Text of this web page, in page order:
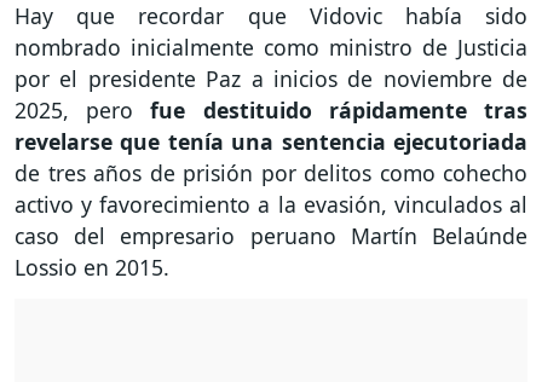
Hay que recordar que Vidovic había sido
nombrado inicialmente como ministro de Justicia
por el presidente Paz a inicios de noviembre de
2025, perofue destituido rápidamente tras
revelarse que tenía una sentencia ejecutoriada
de tres años de prisión por delitos como cohecho
activo y favorecimiento a la evasión, vinculados al
caso del empresario peruano Martín Belaúnde
Lossio en 2015.